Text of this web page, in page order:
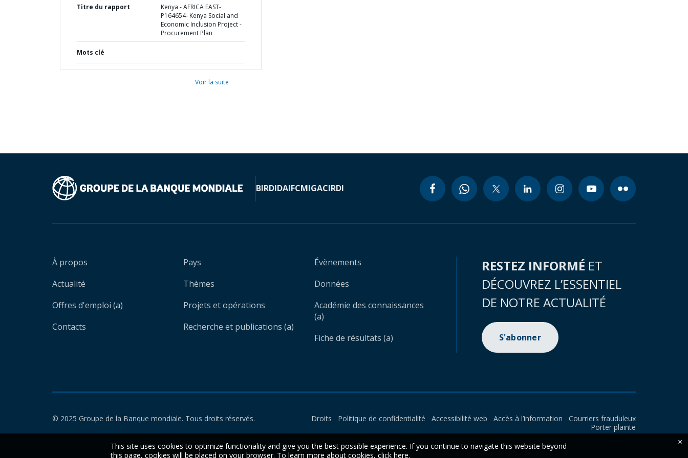
Titre du rapport
Kenya - AFRICA EAST-
P164654- Kenya Social and
Economic Inclusion Project -
Procurement Plan
Mots clé
Voir la suite
BIRDIDAIFCMIGACIRDI
À propos
Actualité
Offres d'emploi (a)
Contacts
Pays
Thèmes
Projets et opérations
Recherche et publications (a)
Évènements
Données
Académie des connaissances
(a)
Fiche de résultats (a)
RESTEZ INFORMÉ ET
DÉCOUVREZ L’ESSENTIEL
DE NOTRE ACTUALITÉ
S'abonner
© 2025 Groupe de la Banque mondiale. Tous droits réservés. Droits Politique de confidentialité Accessibilité web Accès à l’information
Courriers frauduleux
Porter plainte
This site uses cookies to optimize functionality and give you the best possible experience. If you continue to navigate this website beyond
this page, cookies will be placed on your browser. To learn more about cookies, click here.
×